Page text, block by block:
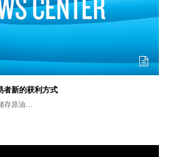
者新的获利方式
存原油…